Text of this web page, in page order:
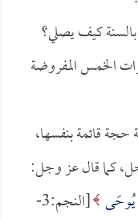
كيف يصلي؟
الخمس المفروضة
حجة قائمة بنفسها،
كما قال عز وجل:
[النجم:3-